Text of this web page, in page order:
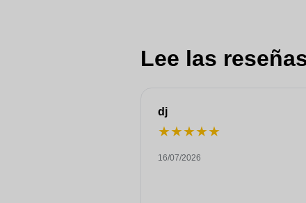
Lee las
dj
★★★★★
16/07/2026